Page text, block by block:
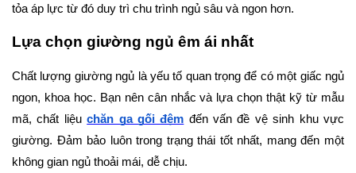
tỏa áp lực từ đó duy trì chu trình ngủ sâu và ngon hơn.
Lựa chọn giường ngủ êm ái nhất
Chất lượng giường ngủ là yếu tố quan trọng để có một giấc ngủ
ngon, khoa học. Bạn nên cân nhắc và lựa chọn thật kỹ từ mẫu
mã, chất liệu chăn ga gối đệm đến vấn đề vệ sinh khu vực
giường. Đảm bảo luôn trong trạng thái tốt nhất, mang đến một
không gian ngủ thoải mái, dễ chịu.